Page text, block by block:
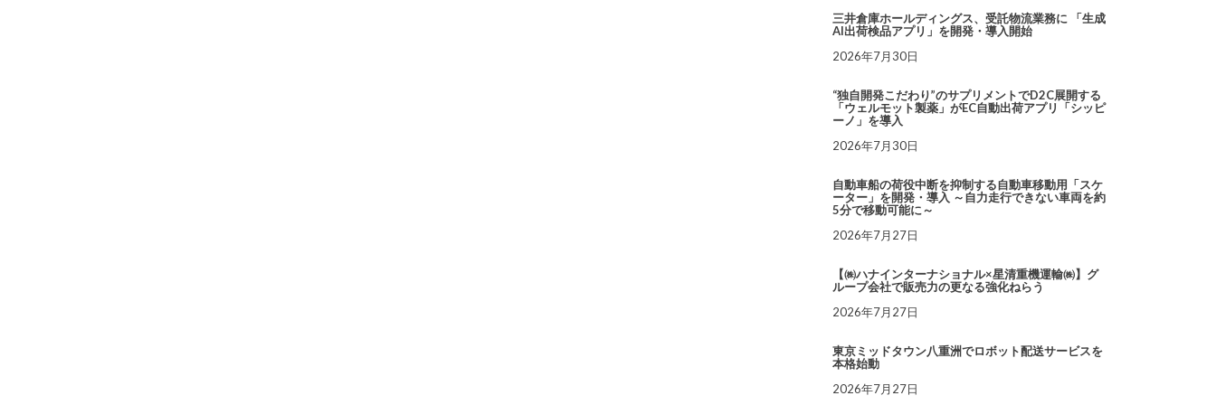
三井倉庫ホールディングス、受託物流業務に 「生成
AI出荷検品アプリ」を開発・導入開始
2026年7月30日
“独自開発こだわり”のサプリメントでD2C展開する
「ウェルモット製薬」がEC自動出荷アプリ「シッピ
ーノ」を導入
2026年7月30日
自動車船の荷役中断を抑制する自動車移動用「スケ
ーター」を開発・導入 ～自力走行できない車両を約
5分で移動可能に～
2026年7月27日
【㈱ハナインターナショナル×星清重機運輸㈱】グ
ループ会社で販売力の更なる強化ねらう
2026年7月27日
東京ミッドタウン八重洲でロボット配送サービスを
本格始動
2026年7月27日